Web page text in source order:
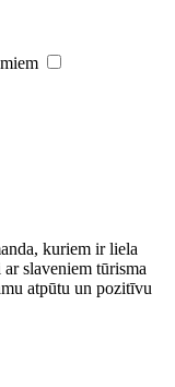
kuriem ir liela
slaveniem tūrisma
atpūtu un pozitīvu